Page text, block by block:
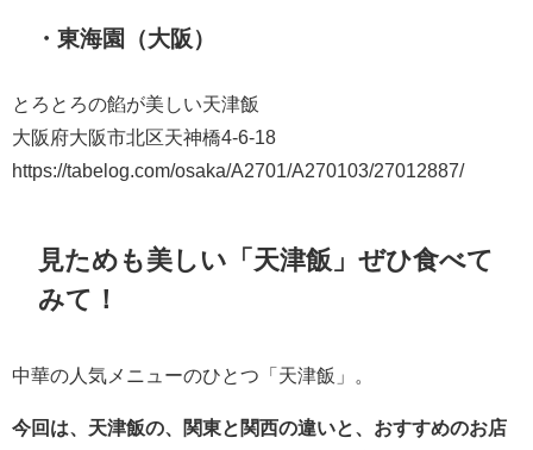
・東海園（大阪）
とろとろの餡が美しい天津飯
大阪府大阪市北区天神橋4-6-18
https://tabelog.com/osaka/A2701/A270103/27012887/
見ためも美しい「天津飯」ぜひ食べて
みて！
中華の人気メニューのひとつ「天津飯」。
今回は、天津飯の、関東と関西の違いと、おすすめのお店